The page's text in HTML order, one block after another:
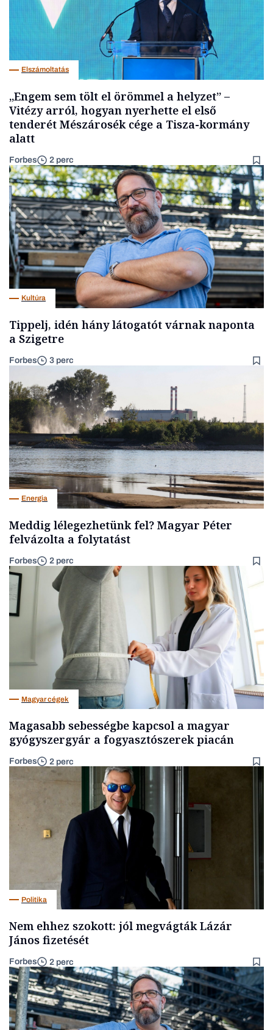
Elszámoltatás
„Engem sem tölt el örömmel a helyzet” –
Vitézy arról, hogyan nyerhette el első
tenderét Mészárosék cége a Tisza-kormány
alatt
Forbes 2 perc
Kultúra
Tippelj, idén hány látogatót várnak naponta
a Szigetre
Forbes 3 perc
Energia
Meddig lélegezhetünk fel? Magyar Péter
felvázolta a folytatást
Forbes 2 perc
Magyar cégek
Magasabb sebességbe kapcsol a magyar
gyógyszergyár a fogyasztószerek piacán
Forbes 2 perc
Politika
Nem ehhez szokott: jól megvágták Lázár
János fizetését
Forbes 2 perc